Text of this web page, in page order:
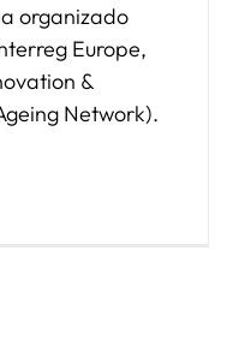
organizado
Europe,
&
Network).